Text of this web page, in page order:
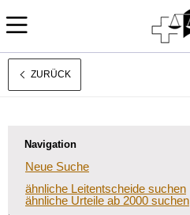
Français
ZURÜCK
Navigation
Neue Suche
ähnliche Leitentscheide suchen
ähnliche Urteile ab 2000 suchen